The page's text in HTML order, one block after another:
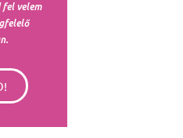
fel velem